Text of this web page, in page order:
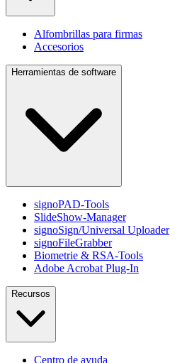
Alfombrillas para firmas
Accesorios
Herramientas de software
signoPAD-Tools
SlideShow-Manager
signoSign/Universal Uploader
signoFileGrabber
Biometrie & RSA-Tools
Adobe Acrobat Plug-In
Recursos
Centro de ayuda